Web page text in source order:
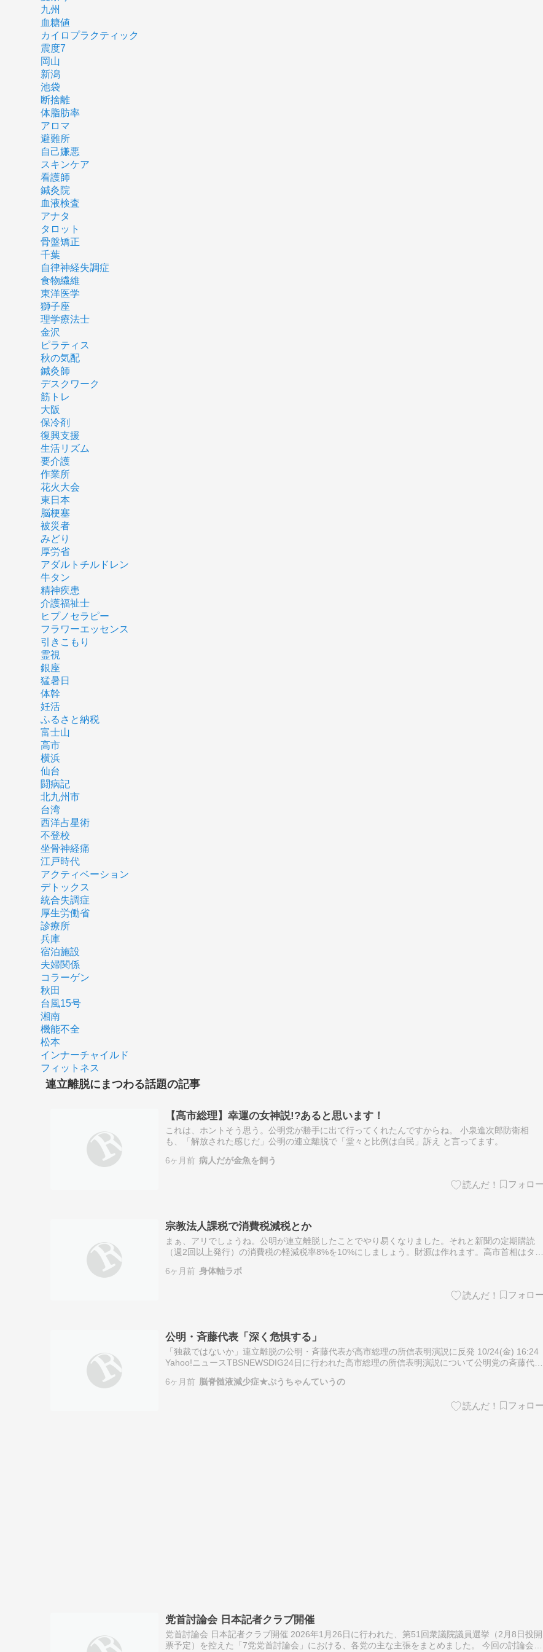
九州
血糖値
カイロプラクティック
震度7
岡山
新潟
池袋
断捨離
体脂肪率
アロマ
避難所
自己嫌悪
スキンケア
看護師
鍼灸院
血液検査
アナタ
タロット
骨盤矯正
千葉
自律神経失調症
食物繊維
東洋医学
獅子座
理学療法士
金沢
ピラティス
秋の気配
鍼灸師
デスクワーク
筋トレ
大阪
保冷剤
復興支援
生活リズム
要介護
作業所
花火大会
東日本
脳梗塞
被災者
みどり
厚労省
アダルトチルドレン
牛タン
精神疾患
介護福祉士
ヒプノセラピー
フラワーエッセンス
引きこもり
霊視
銀座
猛暑日
体幹
妊活
ふるさと納税
富士山
高市
横浜
仙台
闘病記
北九州市
台湾
西洋占星術
不登校
坐骨神経痛
江戸時代
アクティベーション
デトックス
統合失調症
厚生労働省
診療所
兵庫
宿泊施設
夫婦関係
コラーゲン
秋田
台風15号
湘南
機能不全
松本
インナーチャイルド
フィットネス
連立離脱にまつわる話題の記事
【高市総理】幸運の女神説!?あると思います！
これは、ホントそう思う。公明党が勝手に出て行ってくれたんですからね。 小泉進次郎防衛相
も、「解放された感じだ」公明の連立離脱で「堂々と比例は自民」訴え と言ってます。
6ヶ月前 病人だが金魚を飼う
宗教法人課税で消費税減税とか
まぁ、アリでしょうね。公明が連立離脱したことでやり易くなりました。それと新聞の定期購読
（週2回以上発行）の消費税の軽減税率8%を10%にしましょう。財源は作れます。高市首相はタブ
で出回ってい…
6ヶ月前 身体軸ラボ
公明・斉藤代表「深く危惧する」
「独裁ではないか」連立離脱の公明・斉藤代表が高市総理の所信表明演説に反発 10/24(金) 16:24
Yahoo!ニュースTBSNEWSDIG24日に行われた高市総理の所信表明演説について公明党の斉藤代表
6ヶ月前 脳脊髄液減少症★ぷうちゃんていうの
党首討論会 日本記者クラブ開催
党首討論会 日本記者クラブ開催 2026年1月26日に行われた、第51回衆議院議員選挙（2月8日投開
票予定）を控えた「7党党首討論会」における、各党の主な主張をまとめました。 今回の討論会